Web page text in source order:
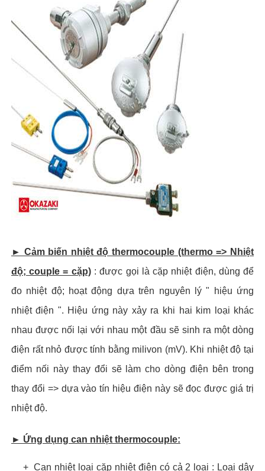
► Cảm biến nhiệt độ thermocouple (thermo => Nhiệt
độ; couple = cặp) : được gọi là cặp nhiệt điện, dùng để
đo nhiệt độ; hoạt động dựa trên nguyên lý " hiệu ứng
nhiệt điện ". Hiệu ứng này xảy ra khi hai kim loại khác
nhau được nối lại với nhau một đầu sẽ sinh ra một dòng
điện rất nhỏ được tính bằng milivon (mV). Khi nhiệt độ tại
điểm nối này thay đổi sẽ làm cho dòng điện bên trong
thay đổi => dựa vào tín hiệu điện này sẽ đọc được giá trị
nhiệt độ.
► Ứng dụng can nhiệt thermocouple:
+ Can nhiệt loại cặp nhiệt điện có cả 2 loại : Loại dây